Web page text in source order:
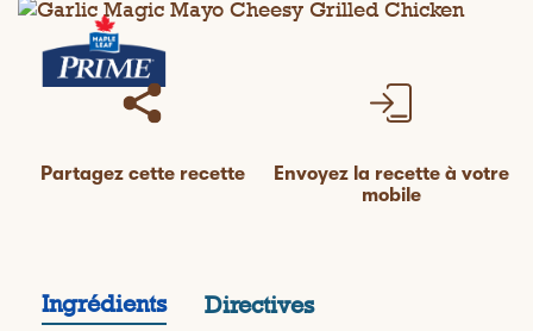
Partagez cette recette
Envoyez la recette à votre
mobile
Ingrédients Directives